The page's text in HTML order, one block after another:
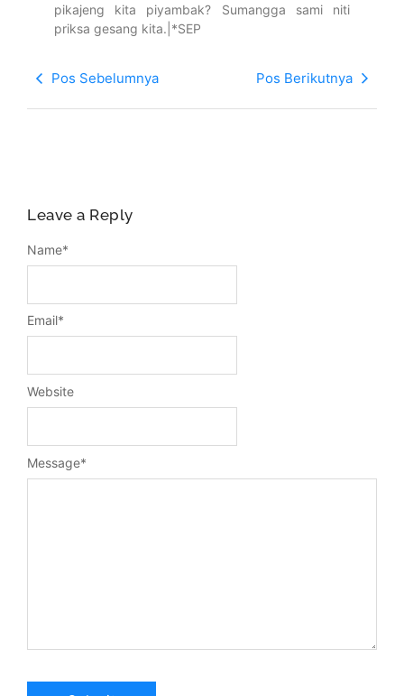
pikajeng kita piyambak? Sumangga sami niti
priksa gesang kita.|*SEP
Pos Sebelumnya Pos Berikutnya
Leave a Reply
Message*
Name*
Email*
Website